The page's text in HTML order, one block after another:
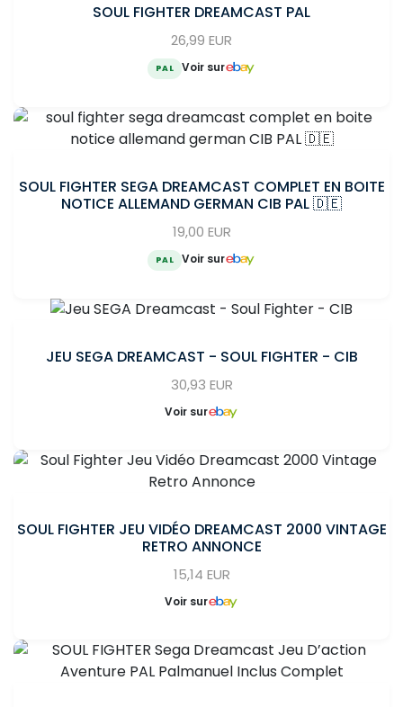
SOUL FIGHTER DREAMCAST PAL
26,99 EUR
PAL Voir sur
SOUL FIGHTER SEGA DREAMCAST COMPLET EN BOITE
NOTICE ALLEMAND GERMAN CIB PAL 🇩🇪
19,00 EUR
PAL Voir sur
JEU SEGA DREAMCAST - SOUL FIGHTER - CIB
30,93 EUR
Voir sur
SOUL FIGHTER JEU VIDÉO DREAMCAST 2000 VINTAGE
RETRO ANNONCE
15,14 EUR
Voir sur